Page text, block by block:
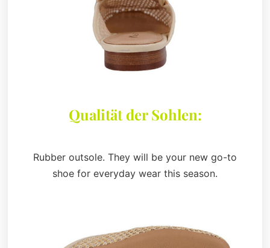
Qualität der Sohlen:
Rubber outsole. They will be your new go-to
shoe for everyday wear this season.